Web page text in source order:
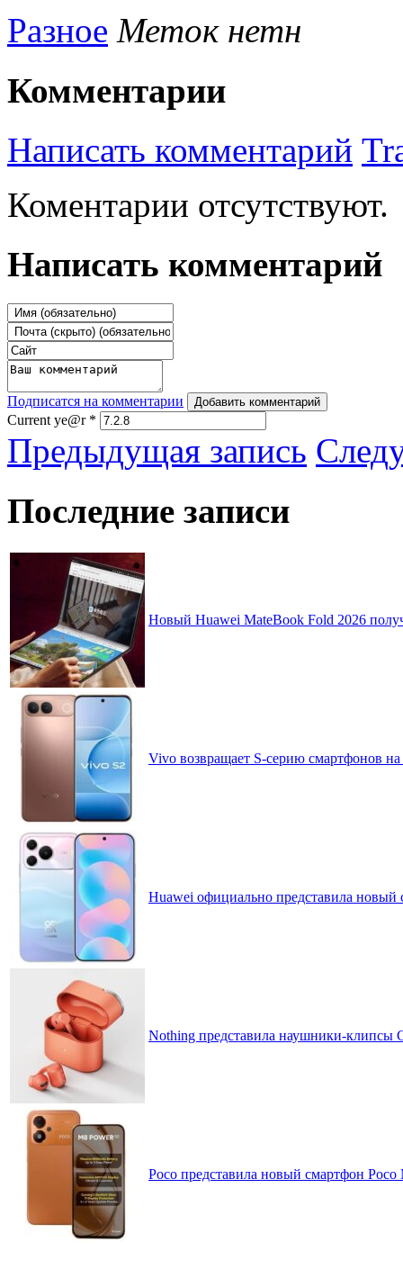
Разное Меток нетн
Комментарии
Написать комментарий
Коментарии отсутствуют.
Написать комментарий
Подписатся на комментарии Добавить комментарий
Current ye@r *
Предыдущая запись
Последние записи
Новый Huawei MateBook Fold 2026
Vivo возвращает S-серию смартфонов
Huawei официально представила
Nothing представила наушники-клипсы
Poco представила новый смартфон